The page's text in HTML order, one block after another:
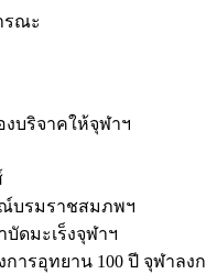
รณะ
งบริจาคให้จุฬาฯ
บรมราชสมภพฯ
ดมะเร็งจุฬาฯ
การอุทยาน 100 ปี จุฬาล